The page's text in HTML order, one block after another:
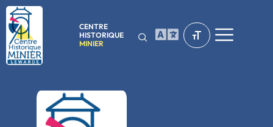
CENTRE
HISTORIQUE
MINIER